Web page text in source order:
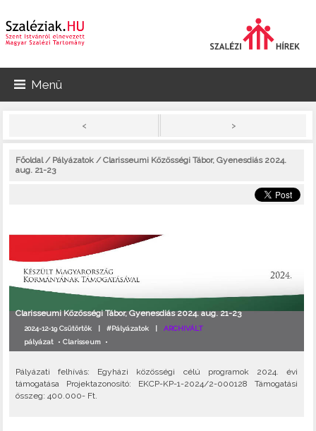
Menü
< >
Főoldal/ Pályázatok / Clarisseumi Közösségi Tábor, Gyenesdiás 2024.
aug. 21-23
Clarisseumi Közösségi Tábor, Gyenesdiás 2024. aug. 21-23
2024-12-19 Csütörtök |#Pályázatok |ARCHIVÁLT
pályázat •Clarisseum •
Pályázati felhívás: Egyházi közösségi célú programok 2024. évi
támogatása Projektazonosító: EKCP-KP-1-2024/2-000128 Támogatási
összeg: 400.000- Ft.